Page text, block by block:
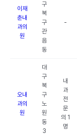
이재
춘내
과의
원
구
북
구
관
음
동
-
오내
과의
원
대
구
북
구
노
원
동
3
내
과
전
문
의 1
명